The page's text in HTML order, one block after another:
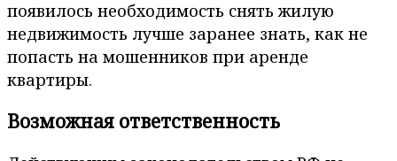
появилось необходимость снять жилую
недвижимость лучше заранее знать, как не
попасть на мошенников при аренде
квартиры.
Возможная ответственность